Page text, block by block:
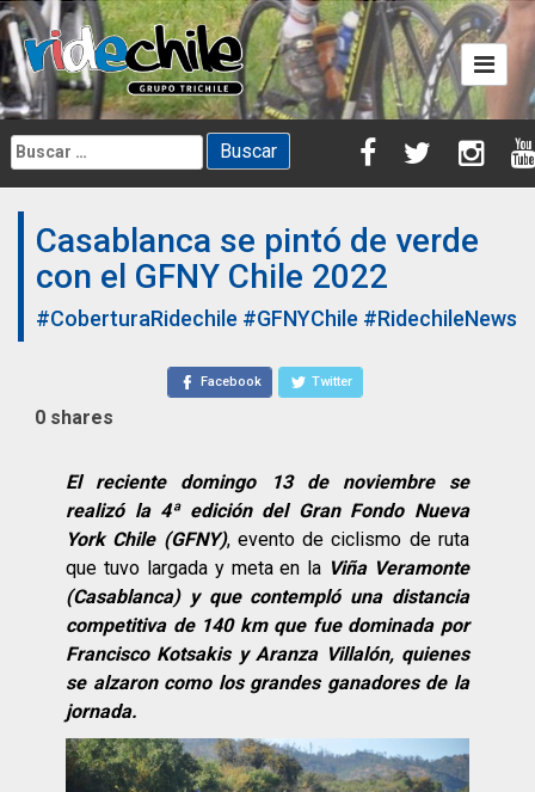
Skip
to
content
Buscar:
Casablanca se pintó de verde
con el GFNY Chile 2022
#CoberturaRidechile #GFNYChile #RidechileNews
Facebook Twitter
0 shares
El reciente domingo 13 de noviembre se
realizó la 4ª edición del Gran Fondo Nueva
York Chile (GFNY), evento de ciclismo de ruta
que tuvo largada y meta en la Viña Veramonte
(Casablanca) y que contempló una distancia
competitiva de 140 km que fue dominada por
Francisco Kotsakis y Aranza Villalón, quienes
se alzaron como los grandes ganadores de la
jornada.